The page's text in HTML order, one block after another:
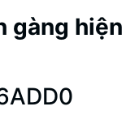
gàng hiện